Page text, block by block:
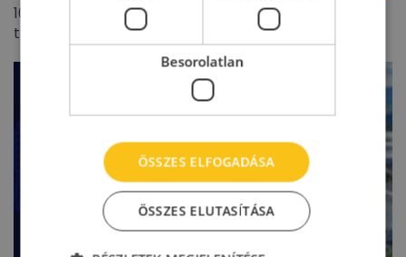
100 millió eurót meghaladó lengyel ingatlanpiaci
tranzakciót zárt az Appeninn
Besorolatlan
ÖSSZES ELFOGADÁSA
ÖSSZES ELUTASÍTÁSA